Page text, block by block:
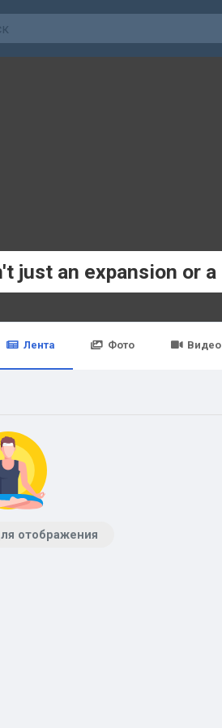
just an expansion or a
Лента Фото Видео
отображения